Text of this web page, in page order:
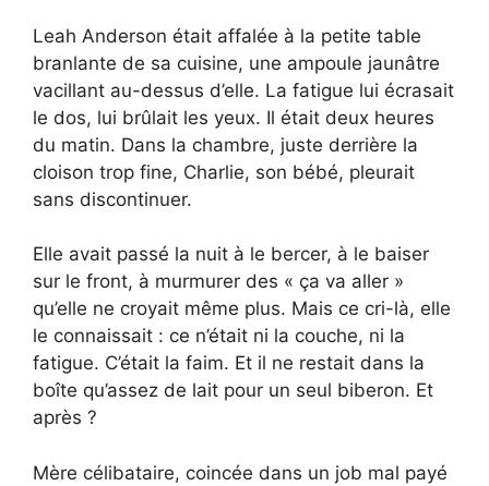
Leah Anderson était affalée à la petite table
branlante de sa cuisine, une ampoule jaunâtre
vacillant au-dessus d’elle. La fatigue lui écrasait
le dos, lui brûlait les yeux. Il était deux heures
du matin. Dans la chambre, juste derrière la
cloison trop fine, Charlie, son bébé, pleurait
sans discontinuer.
Elle avait passé la nuit à le bercer, à le baiser
sur le front, à murmurer des « ça va aller »
qu’elle ne croyait même plus. Mais ce cri-là, elle
le connaissait : ce n’était ni la couche, ni la
fatigue. C’était la faim. Et il ne restait dans la
boîte qu’assez de lait pour un seul biberon. Et
après ?
Mère célibataire, coincée dans un job mal payé